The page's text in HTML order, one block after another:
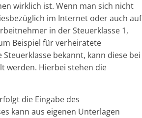
wirklich ist. Wenn man sich nicht
im Internet oder auch auf
in der Steuerklasse 1,
Beispiel für verheiratete
bekannt, kann diese bei
werden. Hierbei stehen die
die Eingabe des
kann aus eigenen Unterlagen